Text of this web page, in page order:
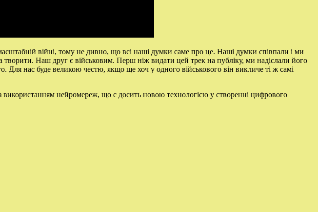
війні, тому не дивно, що всі наші думки саме про це. Наші думки співпали і ми
Наш друг є військовим. Перш ніж видати цей трек на публіку, ми надіслали його
Для нас буде великою честю, якщо ще хоч у одного військового він викличе ті ж самі
нейромереж, що є досить новою технологією у створенні цифрового